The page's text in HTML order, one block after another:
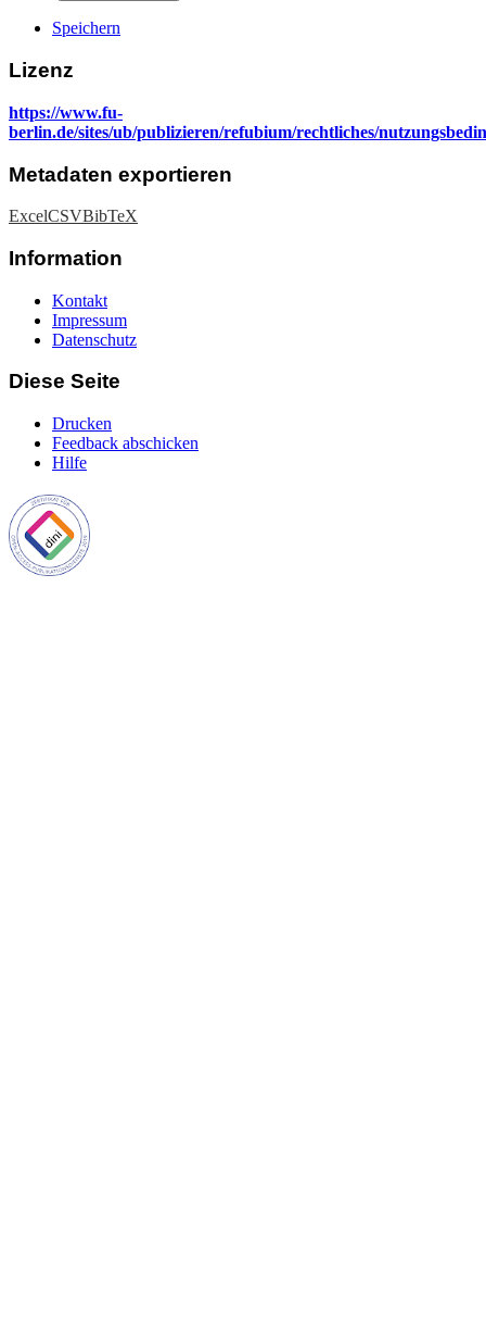
Speichern
Lizenz
https://www.fu-
berlin.de/sites/ub/publizieren/refubium/rechtliches/
Metadaten exportieren
ExcelCSVBibTeX
Information
Kontakt
Impressum
Datenschutz
Diese Seite
Drucken
Feedback abschicken
Hilfe